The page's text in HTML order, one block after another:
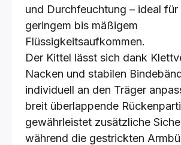
und Durchfeuchtung – ideal
geringem bis mäßigem
Flüssigkeitsaufkommen.
Der Kittel lässt sich dank
Nacken und stabilen
individuell an den Träger
breit überlappende
gewährleistet zusätzliche
während die gestrickten